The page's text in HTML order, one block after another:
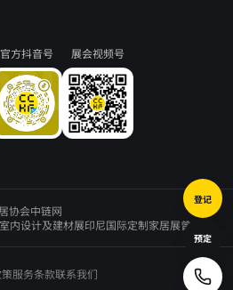
官方抖音号 展会视频号
协会中链网
内设计及建材展印尼国际定制家居展曾勇
服务条款联系我们
登记
预定